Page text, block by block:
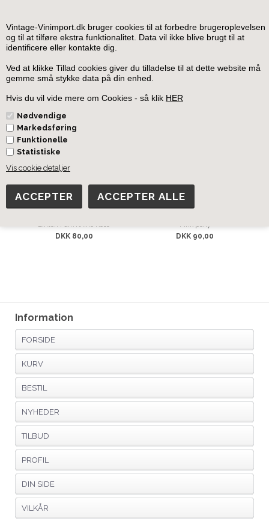
Vintage-Vinimport.dk bruger cookies til at forbedre brugeroplevelsen
og til at tilføre ekstra funktionalitet. Data vil ikke blive brugt til at
identificere eller kontakte dig.
Ved at klikke Tillad cookies giver du tilladelse til at dette website må
gemme små stykke data på din enhed.
Hvis du vil vide mere om Cookies - så klik HER
Nødvendige
Markedsføring
Funktionelle
Statistiske
Vis cookie detaljer
Forside» Sydafrika»Sydafrika Rosevin
Sydafrika Rosevin
Linton Park Rhino Rose
DKK 80,00
Pink pony
DKK 90,00
Information
FORSIDE
KURV
BESTIL
NYHEDER
TILBUD
PROFIL
DIN SIDE
VILKÅR